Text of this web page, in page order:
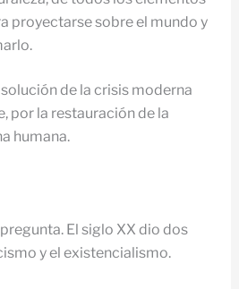
proyectarse sobre el mundo y
de la crisis moderna
por la restauración de la
humana.
El siglo XX dio dos
y el existencialismo.